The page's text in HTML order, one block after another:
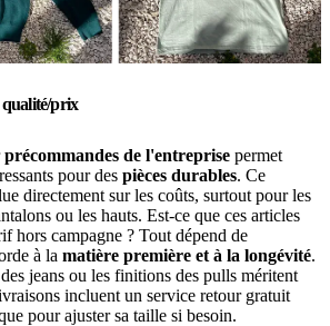
prix
précommandes de l'entreprise permet
pour des pièces durables. Ce
directement sur les coûts, surtout pour les
ou les hauts. Est-ce que ces articles
hors campagne ? Tout dépend de
à la matière première et à la longévité.
jeans ou les finitions des pulls méritent
incluent un service retour gratuit
pour ajuster sa taille si besoin.